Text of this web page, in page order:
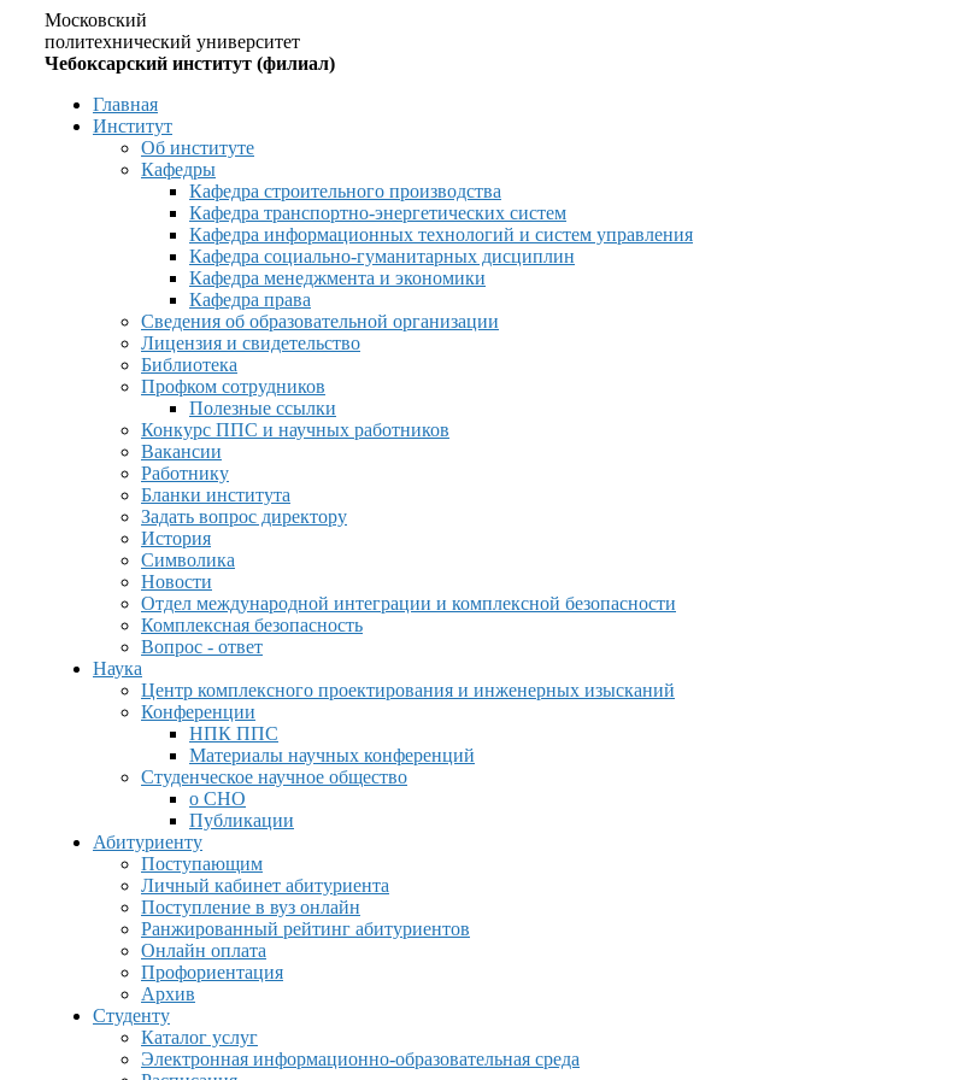
Московский
политехнический университет
Чебоксарский институт (филиал)
Главная
Институт
Об институте
Кафедры
Кафедра строительного производства
Кафедра транспортно-энергетических систем
Кафедра информационных технологий и систем управления
Кафедра социально-гуманитарных дисциплин
Кафедра менеджмента и экономики
Кафедра права
Сведения об образовательной организации
Лицензия и свидетельство
Библиотека
Профком сотрудников
Полезные ссылки
Конкурс ППС и научных работников
Вакансии
Работнику
Бланки института
Задать вопрос директору
История
Символика
Новости
Отдел международной интеграции и комплексной безопасности
Комплексная безопасность
Вопрос - ответ
Наука
Центр комплексного проектирования и инженерных изысканий
Конференции
НПК ППС
Материалы научных конференций
Студенческое научное общество
о СНО
Публикации
Абитуриенту
Поступающим
Личный кабинет абитуриента
Поступление в вуз онлайн
Ранжированный рейтинг абитуриентов
Онлайн оплата
Профориентация
Архив
Студенту
Каталог услуг
Электронная информационно-образовательная среда